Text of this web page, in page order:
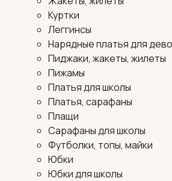
Куртки
Леггинсы
Нарядные платья для
Пиджаки, жакеты, жилеты
Пижамы
Платья для школы
Платья, сарафаны
Плащи
Сарафаны для школы
Футболки, топы, майки
Юбки
Юбки для школы